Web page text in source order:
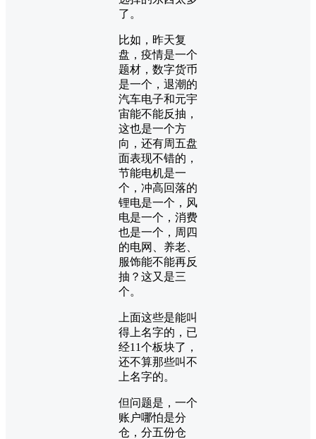
了。
比如，昨天复
盘，疫情是一个
题材，数字货币
是一个，退潮的
汽车电子和元宇
宙能不能反抽，
这也是一个方
向，还有周五盘
面表现不错的，
节能电机是一
个，冲高回落的
锂电是一个，风
电是一个，消费
也是一个，周四
的电网、养老、
服饰能不能再反
抽？这又是三
个。
上面这些是能叫
得上名字的，已
经11个板块了，
还不算那些叫不
上名字的。
但问题是，一个
账户哪怕是分
仓，分五份仓